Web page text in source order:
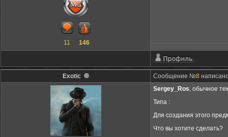
11 146
Exotic Сообщение №8
Sergey_Ros, обычное
Типа :
Для создания этого
Что вы хотите сделать?